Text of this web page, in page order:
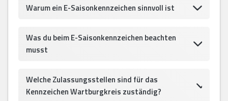
Warum ein E-Saisonkennzeichen sinnvoll ist
Was du beim E-Saisonkennzeichen beachten
musst
Welche Zulassungsstellen sind für das
Kennzeichen Wartburgkreis zuständig?